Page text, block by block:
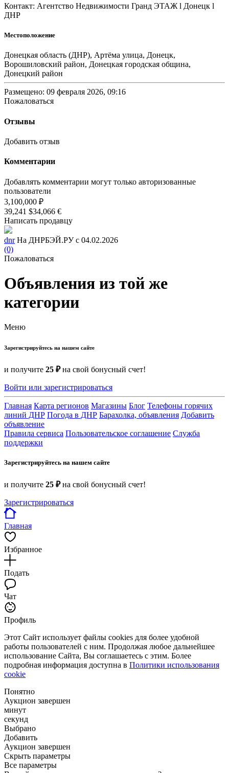
Контакт: Агентство Недвижимости Гранд ЭТАЖ l Донецк l
ДНР
Местоположение
Донецкая область (ДНР), Артёма улица, Донецк,
Ворошиловский район, Донецкая городская община,
Донецкий район
Размещено: 09 февраля 2026, 09:16
Пожаловаться
Отзывы
Добавить отзыв
Комментарии
Добавлять комментарии могут только авторизованные
пользователи
3,100,000 ₽
39,241 $34,066 €
Написать продавцу
dnr На ДНРБЭЙ.РУ с 04.02.2026
(0)
Пожаловаться
Объявления из той же
категории
Меню
Зарегистрируйтесь на нашем сайте
и получите 25 ₽на свой бонусный счет!
Войти или зарегистрироваться
Главная Карта регионов Магазины Блог Телефоны горячих
линий ДНР Погода в ДНР Барахолка, объявления Добавить
объявление
Правила сервиса Пользовательское соглашение Служба
поддержки
Зарегистрируйтесь на нашем сайте
и получите 25 ₽на свой бонусный счет!
Зарегистрироваться
Главная
Избранное
Подать
Чат
Профиль
Этот Сайт использует файлы cookies для более удобной
работы пользователей с ним. Продолжая любое дальнейшее
использование Сайта, Вы соглашаетесь с этим. Более
подробная информация доступна в Политики использования
cookie
Понятно
Аукцион завершен
минут
секунд
Выбрано
Добавить
Аукцион завершен
Скрыть параметры
Все параметры